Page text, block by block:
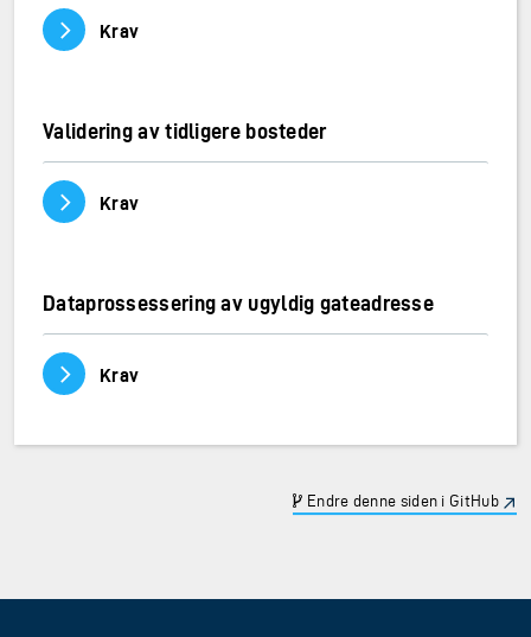
Vis/skjul innhold
Krav
Validering av tidligere bosteder
Vis/skjul innhold
Krav
Dataprossessering av ugyldig gateadresse
Vis/skjul innhold
Krav
Endre denne siden i GitHub